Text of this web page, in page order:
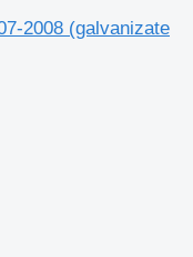
2008 (galvanizate